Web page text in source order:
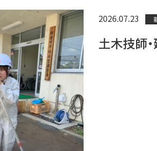
2026.07.23
土木技師